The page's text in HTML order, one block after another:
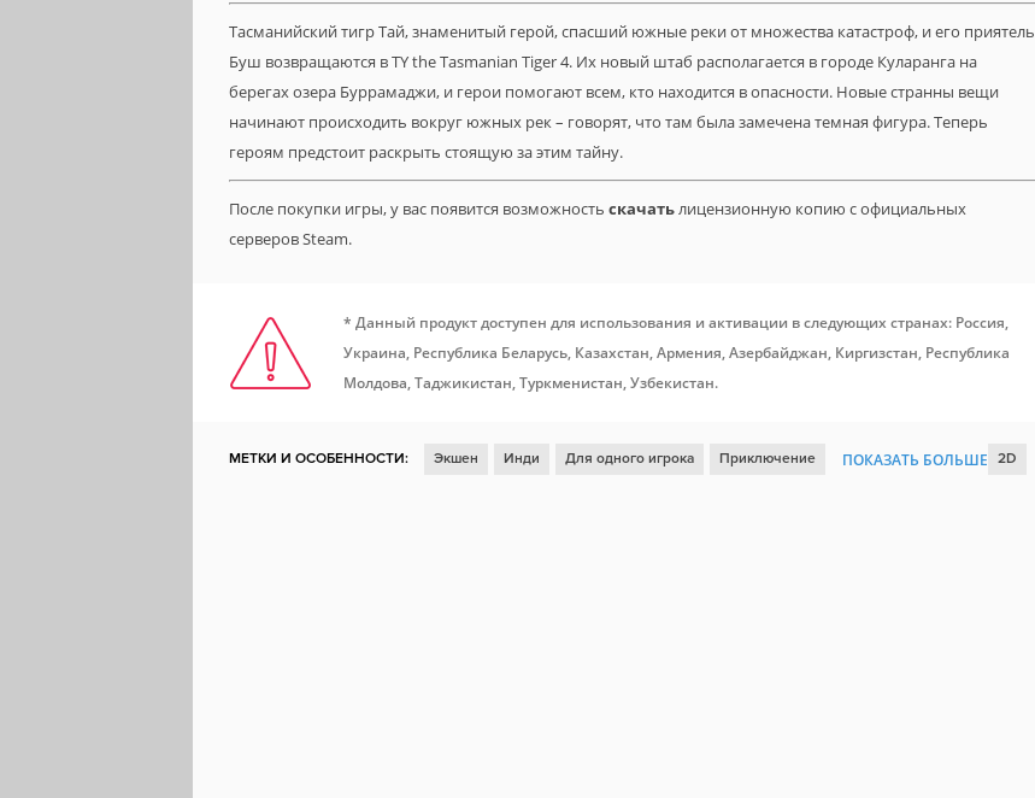
Тасманийский тигр Тай, знаменитый герой, спасший южные реки от множества катастроф, и его приятель
Буш возвращаются в TY the Tasmanian Tiger 4. Их новый штаб располагается в городе Куларанга на
берегах озера Буррамаджи, и герои помогают всем, кто находится в опасности. Новые странны вещи
начинают происходить вокруг южных рек – говорят, что там была замечена темная фигура. Теперь
героям предстоит раскрыть стоящую за этим тайну.
После покупки игры, у вас появится возможность скачатьлицензионную копию с официальных
серверов Steam.
* Данный продукт доступен для использования и активации в следующих странах: Россия,
Украина, Республика Беларусь, Казахстан, Армения, Азербайджан, Киргизстан, Республика
Молдова, Таджикистан, Туркменистан, Узбекистан.
МЕТКИ И ОСОБЕННОСТИ: Экшен Инди Для одного игрока Приключение ПОКАЗАТЬ БОЛЬШЕ 2D